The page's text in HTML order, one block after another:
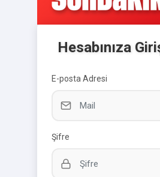
Hesabınıza
E-posta Adresi
Şifre